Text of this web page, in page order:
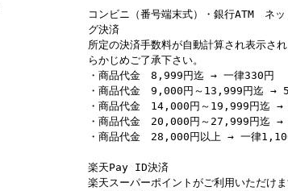
コンビニ（番号端末式）・銀行ATM ネッ
グ決済
所定の決済手数料が自動計算され表示さ
らかじめご了承下さい。
・商品代金 8,999円迄 → 一律330円
・商品代金 9,000円～13,999円迄 →
・商品代金 14,000円～19,999円迄 →
・商品代金 20,000円～27,999円迄 →
・商品代金 28,000円以上 → 一律
楽天Pay ID決済
楽天スーパーポイントがご利用いただけま